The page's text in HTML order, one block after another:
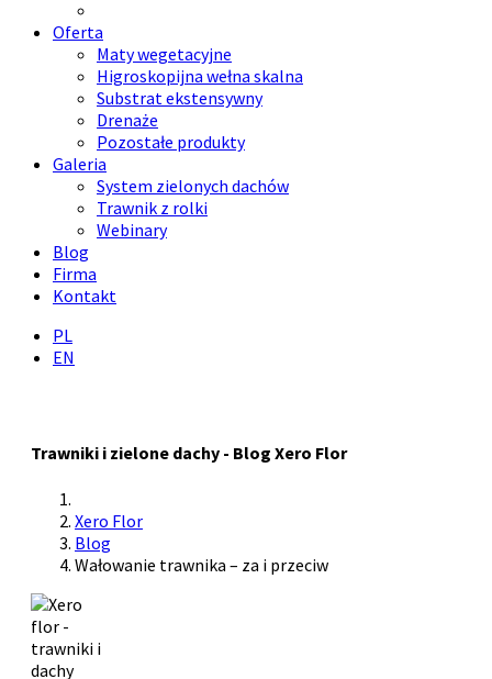
Oferta
Maty wegetacyjne
Higroskopijna wełna skalna
Substrat ekstensywny
Drenaże
Pozostałe produkty
Galeria
System zielonych dachów
Trawnik z rolki
Webinary
Blog
Firma
Kontakt
PL
EN
Trawniki i zielone dachy - Blog Xero Flor
Xero Flor
Blog
Wałowanie trawnika – za i przeciw